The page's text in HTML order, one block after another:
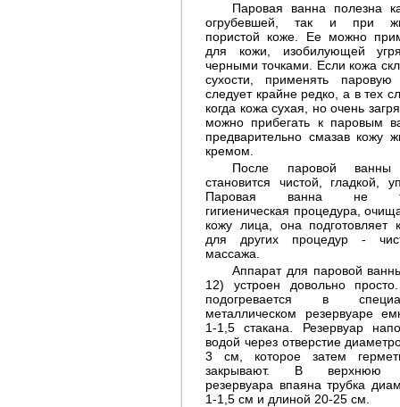
Паровая ванна полезна
огрубевшей, так и при
пористой коже. Ее можно
для кожи, изобилующей
черными точками. Если кожа
сухости, применять паровую
следует крайне редко, а в тех
когда кожа сухая, но очень
можно прибегать к паровым
предварительно смазав кожу
кремом.
После паровой ванны
становится чистой, гладкой,
Паровая ванна не
гигиеническая процедура,
кожу лица, она подготовляет
для других процедур -
массажа.
Аппарат для паровой
12) устроен довольно
подогревается в
металлическом резервуаре
1-1,5 стакана. Резервуар
водой через отверстие
3 см, которое затем
закрывают. В верхнюю
резервуара впаяна трубка
1-1,5 см и длиной 20-25 см.